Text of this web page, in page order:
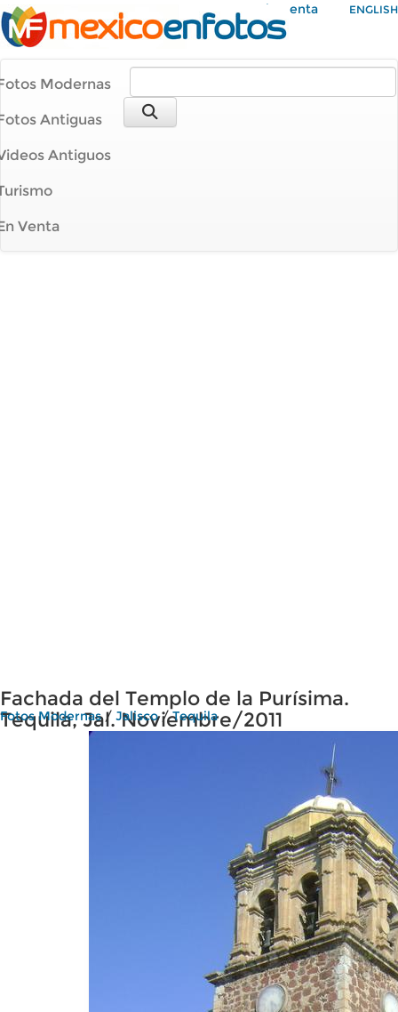
Mi Cuenta ENGLISH
Modernas
Antiguas
Antiguos
Venta
Fachada del Templo de la Purísima.
Tequila, Jal. Noviembre/2011
Fotos Modernas/ Jalisco/Tequila